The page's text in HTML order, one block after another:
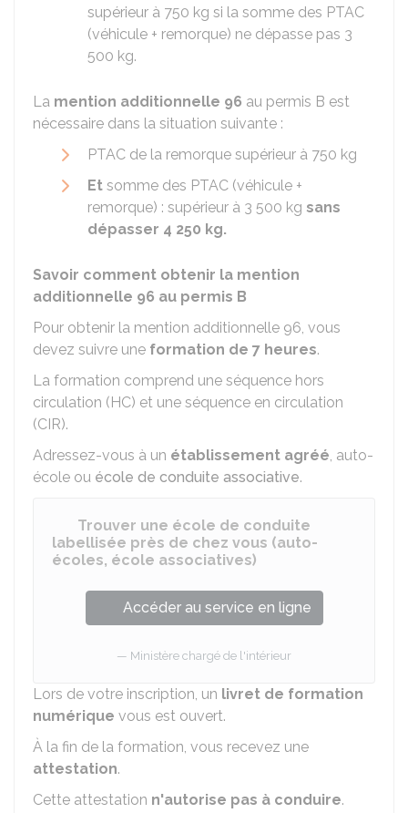
supérieur à 750 kg si la somme des PTAC
(véhicule + remorque) ne dépasse pas 3
500 kg.
La mention additionnelle 96 au permis B est
nécessaire dans la situation suivante :
PTAC de la remorque supérieur à 750 kg
Et somme des PTAC (véhicule +
remorque) : supérieur à 3 500 kg sans
dépasser 4 250 kg.
Savoir comment obtenir la mention
additionnelle 96 au permis B
Pour obtenir la mention additionnelle 96, vous
devez suivre une formation de 7 heures.
La formation comprend une séquence hors
circulation (HC) et une séquence en circulation
(CIR).
Adressez-vous à un établissement agréé, auto-
école ou école de conduite associative.
Trouver une école de conduite
labellisée près de chez vous (auto-
écoles, école associatives)
Accéder au service en ligne
Ministère chargé de l'intérieur
Lors de votre inscription, un livret de formation
numérique vous est ouvert.
À la fin de la formation, vous recevez une
attestation.
Cette attestation n'autorise pas à conduire.